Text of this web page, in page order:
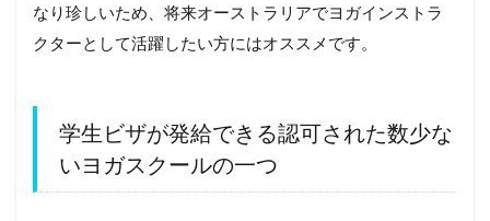
なり珍しいため、将来オーストラリアでヨガインストラ
クターとして活躍したい方にはオススメです。
学生ビザが発給できる認可された数少な
いヨガスクールの一つ